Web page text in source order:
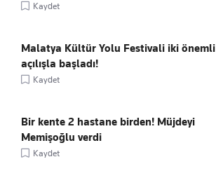
Kaydet
Malatya Kültür Yolu Festivali iki önemli
açılışla başladı!
Kaydet
Bir kente 2 hastane birden! Müjdeyi
Memişoğlu verdi
Kaydet